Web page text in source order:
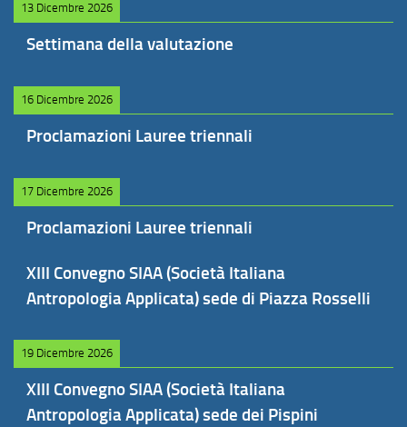
13 Dicembre 2026
Settimana della valutazione
16 Dicembre 2026
Proclamazioni Lauree triennali
17 Dicembre 2026
Proclamazioni Lauree triennali
XIII Convegno SIAA (Società Italiana
Antropologia Applicata) sede di Piazza Rosselli
19 Dicembre 2026
XIII Convegno SIAA (Società Italiana
Antropologia Applicata) sede dei Pispini